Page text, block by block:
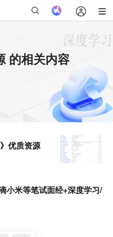
的相关内容
优质资源
小米等笔试面经+深度学习/